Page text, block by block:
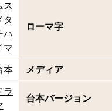
ス
タ
ハ
マ
ローマ字
本 メディア
ラ
台本バージョン